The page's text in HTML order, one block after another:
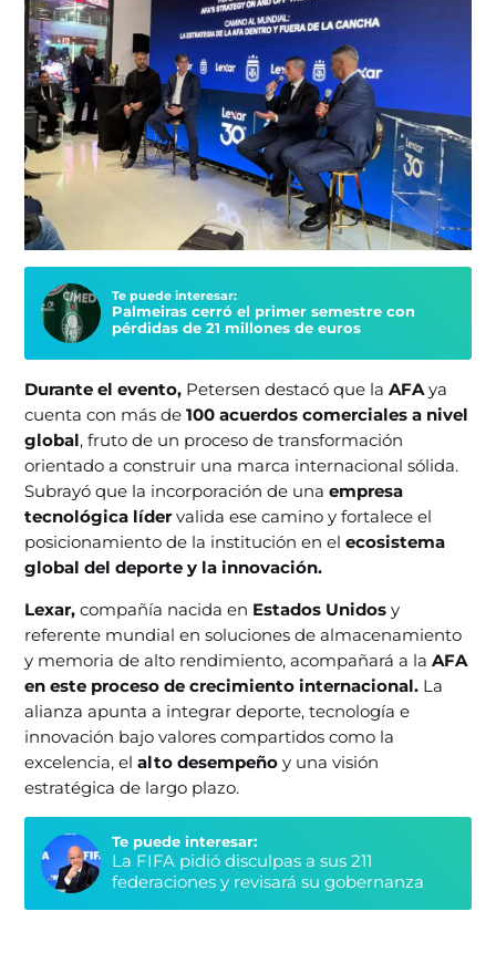
Te puede interesar:
Palmeiras cerró el primer semestre con
pérdidas de 21 millones de euros
Durante el evento, Petersen destacó que la AFAya
cuenta con más de100 acuerdos comerciales a nivel
global, fruto de un proceso de transformación
orientado a construir una marca internacional sólida.
Subrayó que la incorporación de unaempresa
tecnológica lídervalida ese camino y fortalece el
posicionamiento de la institución en elecosistema
global del deporte y la innovación.
Lexar, compañía nacida en Estados Unidos y
referente mundial en soluciones de almacenamiento
y memoria de alto rendimiento, acompañará a laAFA
en este proceso de crecimiento internacional. La
alianza apunta a integrar deporte, tecnología e
innovación bajo valores compartidos como la
excelencia, elalto desempeño y una visión
estratégica de largo plazo.
Te puede interesar:
La FIFA pidió disculpas a sus 211
federaciones y revisará su gobernanza